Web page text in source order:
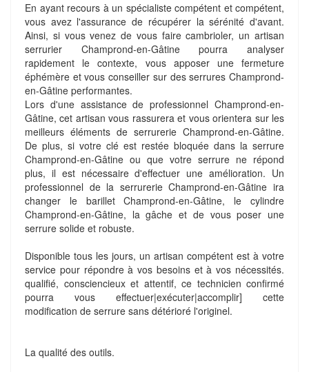
En ayant recours à un spécialiste compétent et compétent,
vous avez l'assurance de récupérer la sérénité d'avant.
Ainsi, si vous venez de vous faire cambrioler, un artisan
serrurier Champrond-en-Gâtine pourra analyser
rapidement le contexte, vous apposer une fermeture
éphémère et vous conseiller sur des serrures Champrond-
en-Gâtine performantes.
Lors d'une assistance de professionnel Champrond-en-
Gâtine, cet artisan vous rassurera et vous orientera sur les
meilleurs éléments de serrurerie Champrond-en-Gâtine.
De plus, si votre clé est restée bloquée dans la serrure
Champrond-en-Gâtine ou que votre serrure ne répond
plus, il est nécessaire d'effectuer une amélioration. Un
professionnel de la serrurerie Champrond-en-Gâtine ira
changer le barillet Champrond-en-Gâtine, le cylindre
Champrond-en-Gâtine, la gâche et de vous poser une
serrure solide et robuste.
Disponible tous les jours, un artisan compétent est à votre
service pour répondre à vos besoins et à vos nécessités.
qualifié, consciencieux et attentif, ce technicien confirmé
pourra vous effectuer|exécuter|accomplir] cette
modification de serrure sans détérioré l'originel.
La qualité des outils.